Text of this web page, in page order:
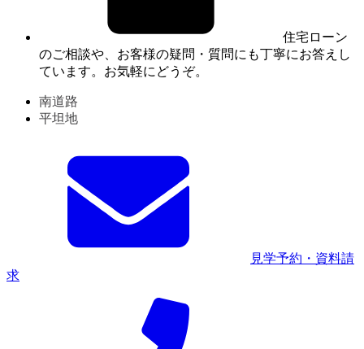
住宅ローン
のご相談や、お客様の疑問・質問にも丁寧にお答えし
ています。お気軽にどうぞ。
南道路
平坦地
見学予約・資料請
求